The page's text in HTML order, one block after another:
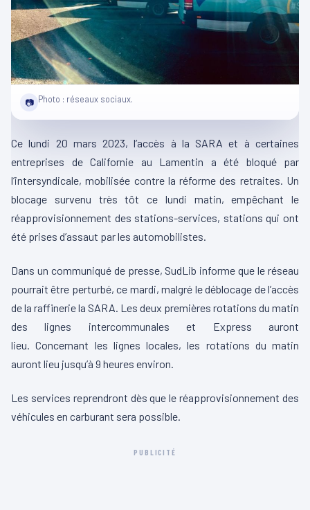
📷 Photo : réseaux sociaux.
Ce lundi 20 mars 2023, l’accès à la SARA et à certaines
entreprises de Californie au Lamentin a été bloqué par
l’intersyndicale, mobilisée contre la réforme des retraites. Un
blocage survenu très tôt ce lundi matin, empêchant le
réapprovisionnement des stations-services, stations qui ont
été prises d’assaut par les automobilistes.
Dans un communiqué de presse, SudLib informe que le réseau
pourrait être perturbé, ce mardi, malgré le déblocage de l’accès
de la raffinerie la SARA. Les deux premières rotations du matin
des lignes intercommunales et Express auront
lieu. Concernant les lignes locales, les rotations du matin
auront lieu jusqu’à 9 heures environ.
Les services reprendront dès que le réapprovisionnement des
véhicules en carburant sera possible.
PUBLICITÉ